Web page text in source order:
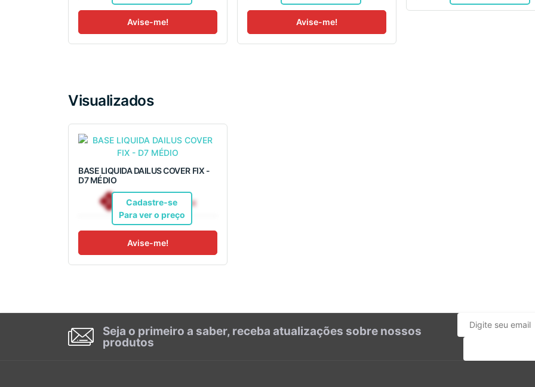
Avise-me! Avise-me!
Visualizados
BASE LIQUIDA DAILUS COVER FIX -
D7 MÉDIO
Cadastre-se
Para ver o preço
R$ 32,36 Pix
Avise-me!
Seja o primeiro a saber, receba atualizações sobre nossos
produtos